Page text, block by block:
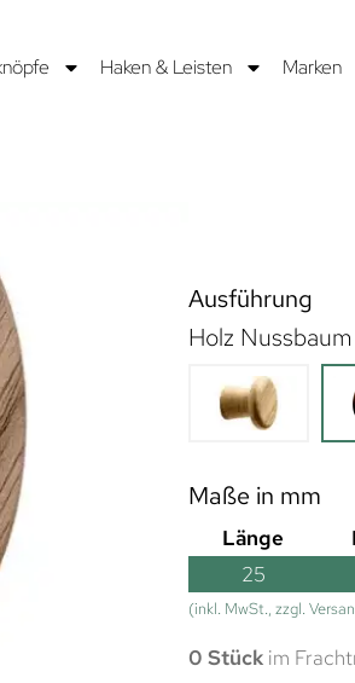
Haken & Leisten Marken
Ausführung
Holz
Maße in mm
Länge
25
(inkl. MwSt., zzgl.
0 Stück im